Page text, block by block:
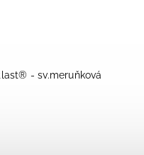
- sv.meruňková